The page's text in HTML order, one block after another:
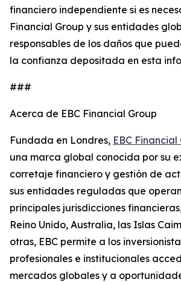
financiero independiente si es
Financial Group y sus entidades
responsables de los daños que
la confianza depositada en esta
###
Acerca de EBC Financial Group
Fundada en Londres, EBC Financial
una marca global conocida por su
corretaje financiero y gestión de
sus entidades reguladas que
principales jurisdicciones
Reino Unido, Australia, las Islas
otras, EBC permite a los
profesionales e institucionales
mercados globales y a